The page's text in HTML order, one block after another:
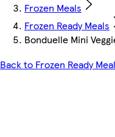
Frozen Meals
Frozen Ready Meals
Bonduelle Mini
Back to Frozen Ready